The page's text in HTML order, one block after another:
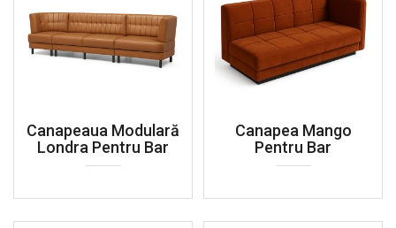
Canapeaua Modulară
Londra Pentru Bar
Canapea Mango
Pentru Bar